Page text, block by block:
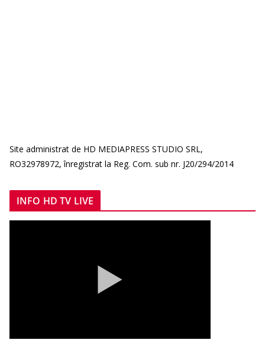
Site administrat de HD MEDIAPRESS STUDIO SRL,
RO32978972, înregistrat la Reg. Com. sub nr. J20/294/2014
INFO HD TV LIVE